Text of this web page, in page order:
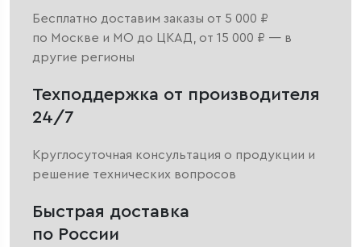
Бесплатно доставим заказы от 5 000 ₽
по Москве и МО до ЦКАД, от 15 000 ₽ — в
другие регионы
Техподдержка от производителя
24/7
Круглосуточная консультация о продукции и
решение технических вопросов
Быстрая доставка
по России